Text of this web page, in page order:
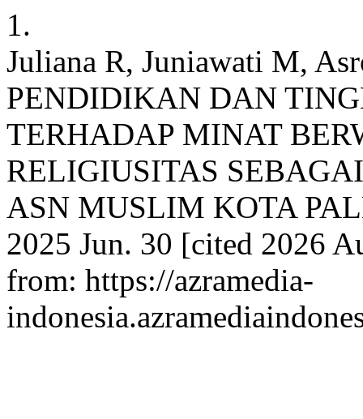
1.
Juliana R, Juniawati M,
PENDIDIKAN DAN
TERHADAP MINAT
RELIGIUSITAS
ASN MUSLIM KOTA
2025 Jun. 30 [cited 2026
from: https://azramedia-